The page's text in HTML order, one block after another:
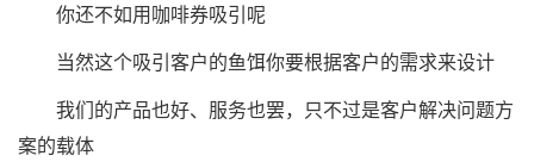
你还不如用咖啡券吸引呢
当然这个吸引客户的鱼饵你要根据客户的需求来设计
我们的产品也好、服务也罢，只不过是客户解决问题方
案的载体